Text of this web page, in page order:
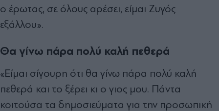
ο έρωτας, σε όλους αρέσει, είμαι Ζυγός
εξάλλου».
Θα γίνω πάρα πολύ καλή πεθερά
«Είμαι σίγουρη ότι θα γίνω πάρα πολύ καλή
πεθερά και το ξέρει κι ο γιος μου. Πάντα
κοιτούσα τα δημοσιεύματα για την προσωπική